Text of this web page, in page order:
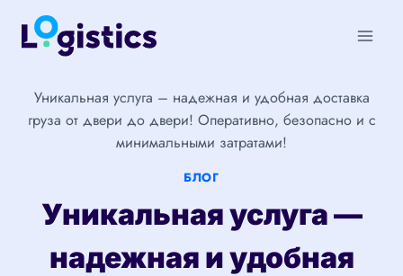
Перейти
Уникальная услуга – надежная и удобная доставка
груза от двери до двери! Оперативно, безопасно и с
минимальными затратами!
БЛОГ
Уникальная услуга —
надежная и удобная